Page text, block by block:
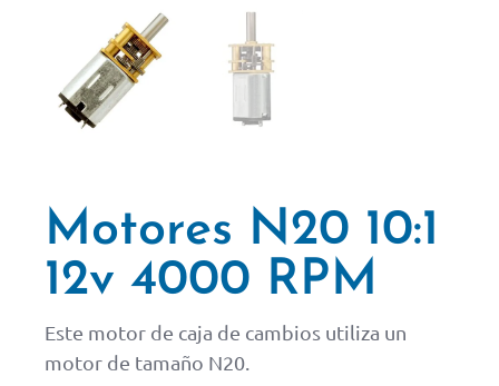
Motores N20 10:1
12v 4000 RPM
Este motor de caja de cambios utiliza un
motor de tamaño N20.